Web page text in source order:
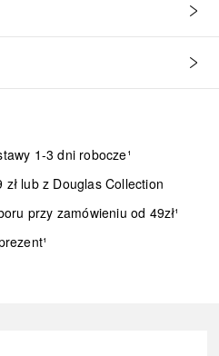
1-3 dni robocze¹
lub z Douglas Collection
przy zamówieniu od 49zł¹